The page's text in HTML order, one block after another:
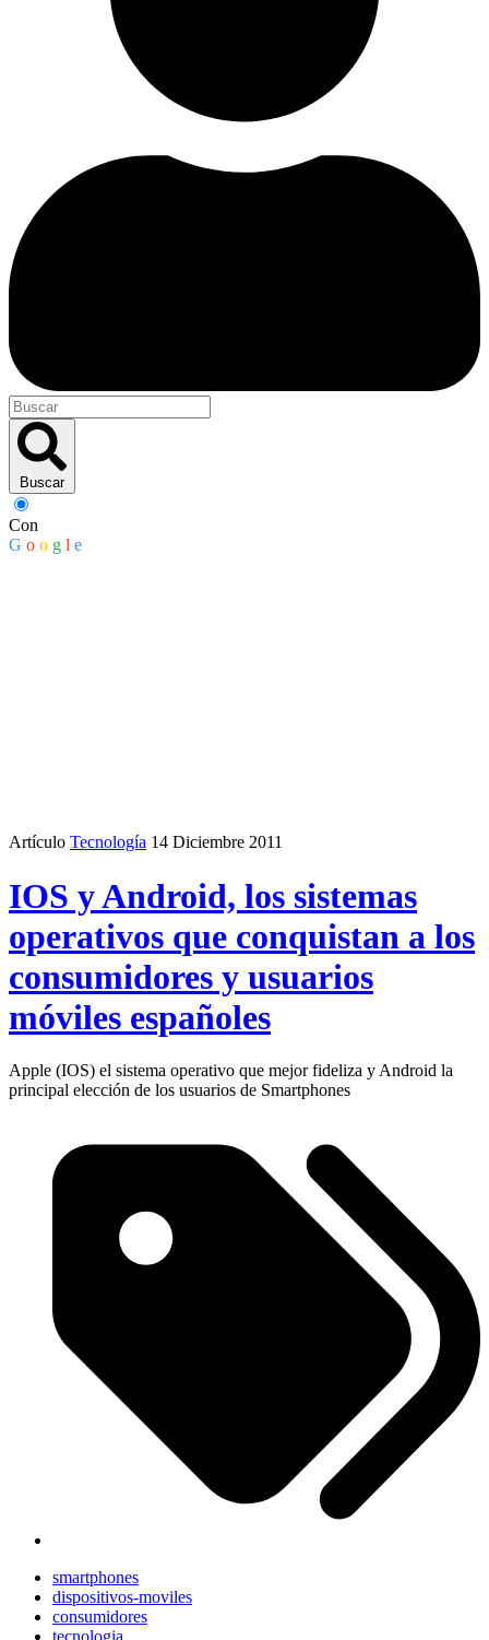
Buscar
Con
G o o g l e
Artículo Tecnología 14 Diciembre 2011
IOS y Android, los sistemas
operativos que conquistan a los
consumidores y usuarios
móviles españoles
Apple (IOS) el sistema operativo que mejor fideliza y Android la
principal elección de los usuarios de Smartphones
smartphones
dispositivos-moviles
consumidores
tecnologia